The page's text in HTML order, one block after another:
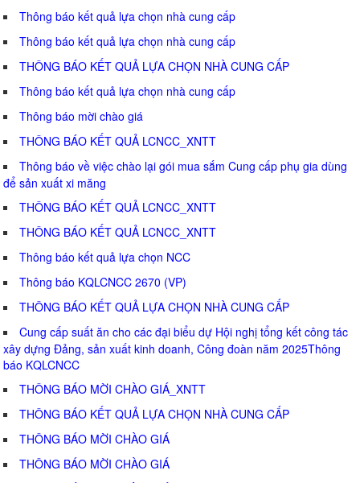
Thông báo kết quả lựa chọn nhà cung cấp
Thông báo kết quả lựa chọn nhà cung cấp
THÔNG BÁO KẾT QUẢ LỰA CHỌN NHÀ CUNG CẤP
Thông báo kết quả lựa chọn nhà cung cấp
Thông báo mời chào giá
THÔNG BÁO KẾT QUẢ LCNCC_XNTT
Thông báo về việc chào lại gói mua sắm Cung cấp phụ gia dùng
để sản xuất xi măng
THÔNG BÁO KẾT QUẢ LCNCC_XNTT
THÔNG BÁO KẾT QUẢ LCNCC_XNTT
Thông báo kết quả lựa chọn NCC
Thông báo KQLCNCC 2670 (VP)
THÔNG BÁO KẾT QUẢ LỰA CHỌN NHÀ CUNG CẤP
Cung cấp suất ăn cho các đại biểu dự Hội nghị tổng kết công tác
xây dựng Đảng, sản xuất kinh doanh, Công đoàn năm 2025Thông
báo KQLCNCC
THÔNG BÁO MỜI CHÀO GIÁ_XNTT
THÔNG BÁO KẾT QUẢ LỰA CHỌN NHÀ CUNG CẤP
THÔNG BÁO MỜI CHÀO GIÁ
THÔNG BÁO MỜI CHÀO GIÁ